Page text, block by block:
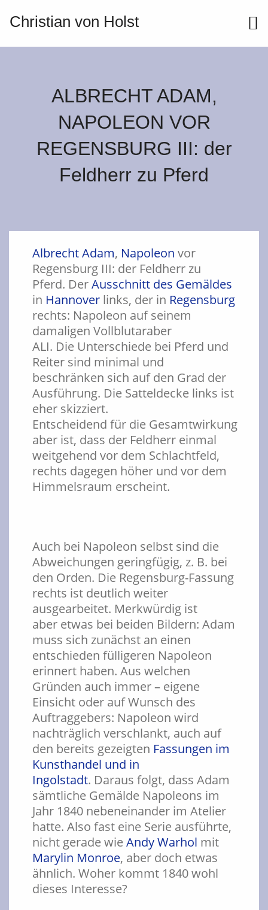
Christian von Holst
ALBRECHT ADAM,
NAPOLEON VOR
REGENSBURG III: der
Feldherr zu Pferd
Albrecht Adam, Napoleon vor
Regensburg III: der Feldherr zu
Pferd. DerAusschnitt des Gemäldes
in Hannover links, der in Regensburg
rechts: Napoleon auf seinem
damaligen Vollblutaraber
ALI. Die Unterschiede bei Pferd und
Reiter sind minimal und
beschränken sich auf den Grad der
Ausführung. Die Satteldecke links ist
eher skizziert.
Entscheidend für die Gesamtwirkung
aber ist, dass der Feldherr einmal
weitgehend vor dem Schlachtfeld,
rechts dagegen höher und vor dem
Himmelsraum erscheint.
Auch bei Napoleon selbst sind die
Abweichungen geringfügig, z. B. bei
den Orden. Die Regensburg-Fassung
rechts ist deutlich weiter
ausgearbeitet. Merkwürdig ist
aber etwas bei beiden Bildern: Adam
muss sich zunächst an einen
entschieden fülligeren Napoleon
erinnert haben. Aus welchen
Gründen auch immer – eigene
Einsicht oder auf Wunsch des
Auftraggebers: Napoleon wird
nachträglich verschlankt, auch auf
den bereits gezeigten Fassungen im
Kunsthandel und in
Ingolstadt. Daraus folgt, dass Adam
sämtliche Gemälde Napoleons im
Jahr 1840 nebeneinander im Atelier
hatte. Also fast eine Serie ausführte,
nicht gerade wieAndy Warhol mit
Marylin Monroe, aber doch etwas
ähnlich. Woher kommt 1840 wohl
dieses Interesse?